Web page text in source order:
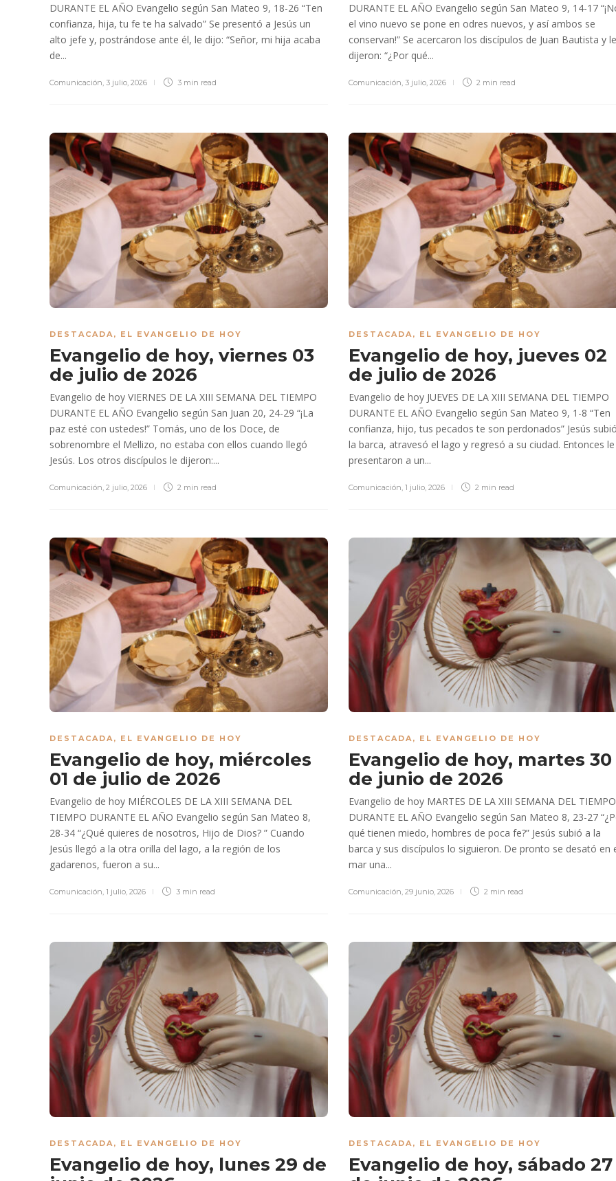
DURANTE EL AÑO Evangelio según San Mateo 9, 18-26 “Ten
confianza, hija, tu fe te ha salvado” Se presentó a Jesús un
alto jefe y, postrándose ante él, le dijo: “Señor, mi hija acaba
de...
Comunicación 3 julio, 2026 3 min read
DURANTE EL AÑO Evangelio según San Mateo 9, 14-17
el vino nuevo se pone en odres nuevos, y así ambos se
conservan!” Se acercaron los discípulos de Juan Bautista y le
dijeron: “¿Por qué...
Comunicación 3 julio, 2026 2 min read
DESTACADA , EL EVANGELIO DE HOY
Evangelio de hoy, viernes 03
de julio de 2026
Evangelio de hoy VIERNES DE LA XIII SEMANA DEL TIEMPO
DURANTE EL AÑO Evangelio según San Juan 20, 24-29 “¡La
paz esté con ustedes!” Tomás, uno de los Doce, de
sobrenombre el Mellizo, no estaba con ellos cuando llegó
Jesús. Los otros discípulos le dijeron:...
Comunicación 2 julio, 2026 2 min read
DESTACADA , EL EVANGELIO DE HOY
Evangelio de hoy, jueves 02
de julio de 2026
Evangelio de hoy JUEVES DE LA XIII SEMANA DEL TIEMPO
DURANTE EL AÑO Evangelio según San Mateo 9, 1-8 “Ten
confianza, hijo, tus pecados te son perdonados” Jesús
la barca, atravesó el lago y regresó a su ciudad. Entonces le
presentaron a un...
Comunicación 1 julio, 2026 2 min read
DESTACADA, EL EVANGELIO DE HOY
Evangelio de hoy, miércoles
01 de julio de 2026
Evangelio de hoy MIÉRCOLES DE LA XIII SEMANA DEL
TIEMPO DURANTE EL AÑO Evangelio según San Mateo 8,
28-34 “¿Qué quieres de nosotros, Hijo de Dios? ” Cuando
Jesús llegó a la otra orilla del lago, a la región de los
gadarenos, fueron a su...
Comunicación, 1 julio, 2026 3 min read
DESTACADA, EL EVANGELIO DE HOY
Evangelio de hoy, martes 30
de junio de 2026
Evangelio de hoy MARTES DE LA XIII SEMANA DEL TIEMPO
DURANTE EL AÑO Evangelio según San Mateo 8, 23-27
qué tienen miedo, hombres de poca fe?” Jesús subió a la
barca y sus discípulos lo siguieron. De pronto se desató en
mar una...
Comunicación, 29 junio, 2026 2 min read
DESTACADA, EL EVANGELIO DE HOY
Evangelio de hoy, lunes 29 de
DESTACADA, EL EVANGELIO DE HOY
Evangelio de hoy, sábado 27